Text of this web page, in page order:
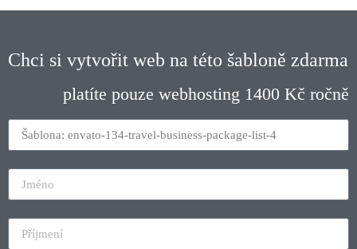
Chci si vytvořit web na této šabloně zdarma
platíte pouze webhosting 1400 Kč ročně